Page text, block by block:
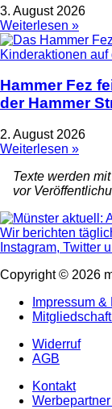
3. August 2026
Weiterlesen »
Hammer Fez
der Hammer
2. August 2026
Weiterlesen »
Texte werden
vor
Copyright © 2026
Impressum
Widerruf
AGB
Kontakt